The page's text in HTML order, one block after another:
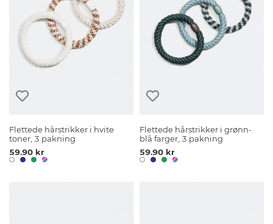
Flettede hårstrikker i hvite
toner, 3 pakning
59.90 kr
Flettede hårstrikker i grønn-
blå farger, 3 pakning
59.90 kr